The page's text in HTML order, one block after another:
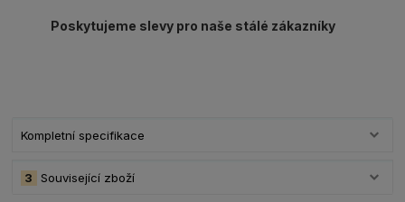
Poskytujeme slevy pro naše stálé zákazníky
Kompletní specifikace
Související zboží
3